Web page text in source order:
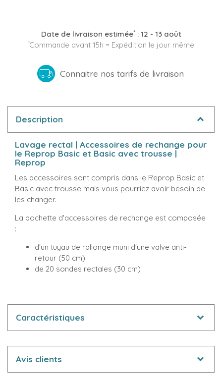
Date de livraison estimée*: 12 - 13 août
*Commande avant 15h = Expédition le jour même
Connaitre nos tarifs de livraison
Description
Lavage rectal | Accessoires de rechange pour
le Reprop Basic et Basic avec trousse |
Reprop
Les accessoires sont compris dans le Reprop Basic et
Basic avec trousse mais vous pourriez avoir besoin de
les changer.
La pochette d'accessoires de rechange est composée
:
d'un tuyau de rallonge muni d'une valve anti-
retour (50 cm)
de 20 sondes rectales (30 cm)
Caractéristiques
Avis clients